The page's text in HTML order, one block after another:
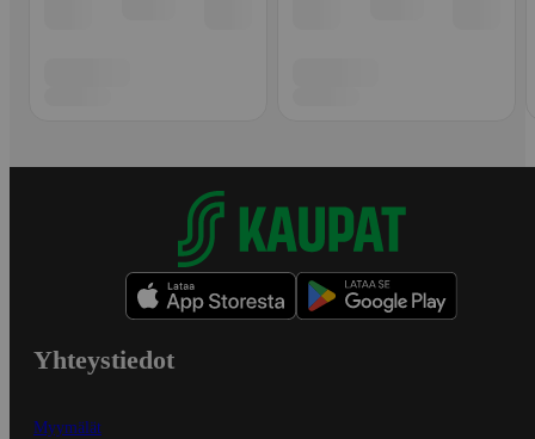
Yhteystiedot
Myymälät